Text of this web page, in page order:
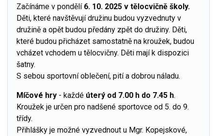
Začínáme v pondělí 6. 10. 2025 v tělocvičně školy.
Děti, které navštěvují družinu budou vyzvednuty v
družině a opět budou předány zpět do družiny. Děti,
které budou přicházet samostatně na kroužek, budou
vcházet vchodem u tělocvičny. Děti mají k dispozici
šatny.
S sebou sportovní oblečení, pití a dobrou náladu.
Míčové hry - každé úterý od 7.00 h do 7.45 h.
Kroužek je určen pro nadšené sportovce od 5. do 9.
třídy.
Přihlášky je možné vyzvednout u Mgr. Kopejskové,